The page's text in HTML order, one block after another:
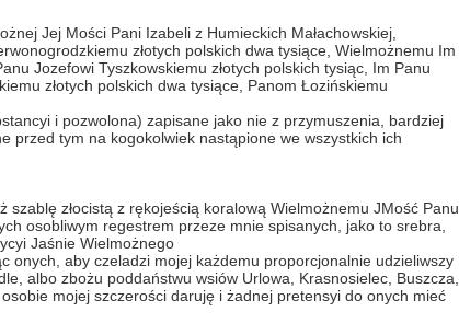
Jej Mości Pani Izabeli z Humieckich Małachowskiej,
złotych polskich dwa tysiące, Wielmożnemu Im
Jozefowi Tyszkowskiemu złotych polskich tysiąc, Im Panu
złotych polskich dwa tysiące, Panom Łozińskiemu
i pozwolona) zapisane jako nie z przymuszenia, bardziej
przed tym na kogokolwiek nastąpione we wszystkich ich
złocistą z rękojeścią koralową Wielmożnemu JMość Panu
osobliwym regestrem przeze mnie spisanych, jako to srebra,
Jaśnie Wielmożnego
onych, aby czeladzi mojej każdemu proporcjonalnie udzieliwszy
albo zbożu poddaństwu wsiów Urlowa, Krasnosielec, Buszcza,
mojej szczerości daruję i żadnej pretensyi do onych mieć